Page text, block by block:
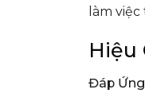
làm
Hiệu
Đáp